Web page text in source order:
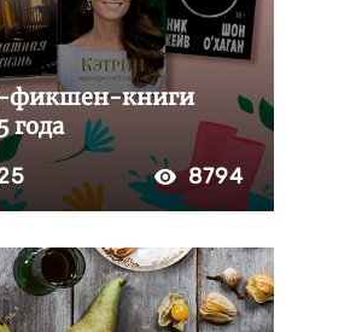
фикшен-книги
года
8794